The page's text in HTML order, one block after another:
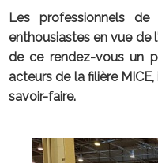
Les professionnels
enthousiastes en vue de
de ce rendez-vous un
acteurs de la filière
savoir-faire.